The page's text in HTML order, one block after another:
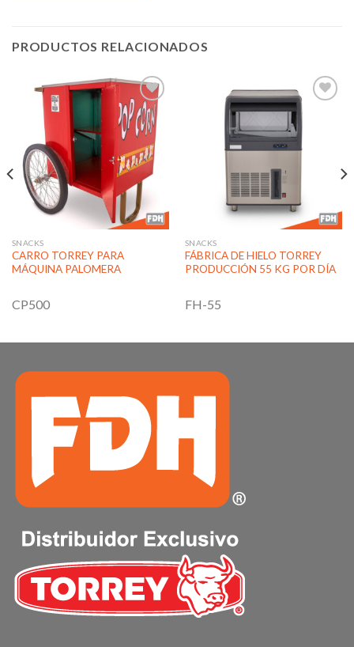
PRODUCTOS RELACIONADOS
Añadir
a la
lista de
deseos
SNACKS
CARRO TORREY PARA
MÁQUINA PALOMERA
CP500
SNACKS
FÁBRICA DE HIELO TORREY
PRODUCCIÓN 55 KG POR DÍA
FH-55